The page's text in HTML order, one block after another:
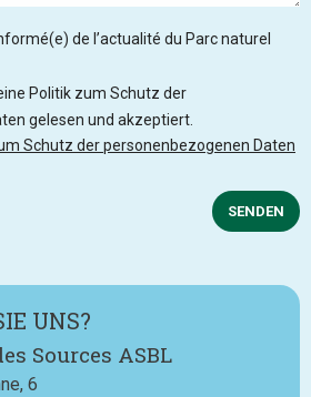
de l’actualité du Parc naturel
Politik zum Schutz der
gelesen und akzeptiert.
Schutz der personenbezogenen Daten
SENDEN
UNS?
Sources ASBL
6